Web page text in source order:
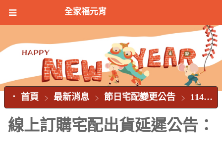
全家福元宵
首頁 最新消息 節日宅配變更公告 114年線上訂購宅配出貨延遲公告
線上訂購宅配出貨延遲公告：